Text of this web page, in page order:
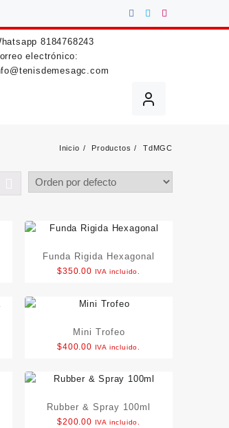
8184768243
electrónico:
Inicio Productos TdMGC
Funda Rigida Hexagonal
$350.00 IVA incluido.
Mini Trofeo
$400.00 IVA incluido.
Rubber & Spray 100ml
$200.00 IVA incluido.